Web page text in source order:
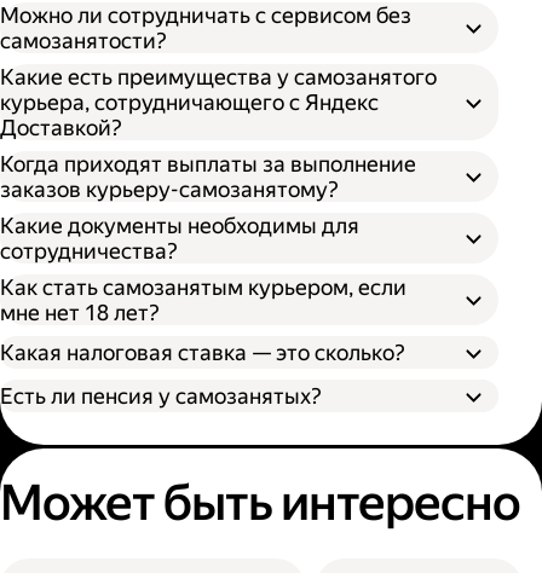
Можно ли сотрудничать с сервисом без
самозанятости?
Какие есть преимущества у самозанятого
курьера, сотрудничающего с Яндекс
Доставкой?
Когда приходят выплаты за выполнение
заказов курьеру-самозанятому?
Какие документы необходимы для
сотрудничества?
Как стать самозанятым курьером, если
мне нет 18 лет?
Какая налоговая ставка — это сколько?
Есть ли пенсия у самозанятых?
Может быть интересно